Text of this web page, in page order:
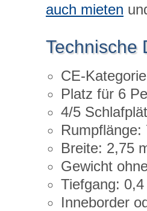
auch mieten
Technische
CE-
Platz für 6
4/5
Rumpflänge:
Breite: 2,75
Gewicht
Tiefgang:
Inneborder